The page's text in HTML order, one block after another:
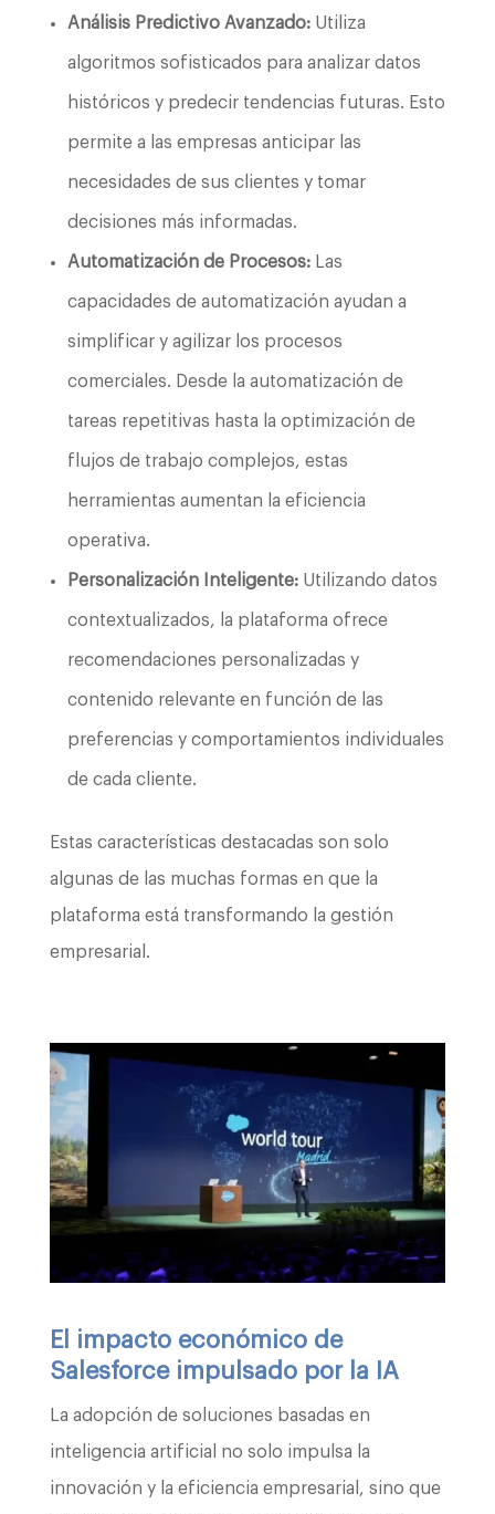
Análisis Predictivo Avanzado:Utiliza
algoritmos sofisticados para analizar datos
históricos y predecir tendencias futuras. Esto
permite a las empresas anticipar las
necesidades de sus clientes y tomar
decisiones más informadas.
Automatización de Procesos:Las
capacidades de automatización ayudan a
simplificar y agilizar los procesos
comerciales. Desde la automatización de
tareas repetitivas hasta la optimización de
flujos de trabajo complejos, estas
herramientas aumentan la eficiencia
operativa.
Personalización Inteligente:Utilizando datos
contextualizados, la plataforma ofrece
recomendaciones personalizadas y
contenido relevante en función de las
preferencias y comportamientos individuales
de cada cliente.
Estas características destacadas son solo
algunas de las muchas formas en que la
plataforma está transformando la gestión
empresarial.
El impacto económico de
Salesforce impulsado por la IA
La adopción de soluciones basadas en
inteligencia artificial no solo impulsa la
innovación y la eficiencia empresarial, sino que